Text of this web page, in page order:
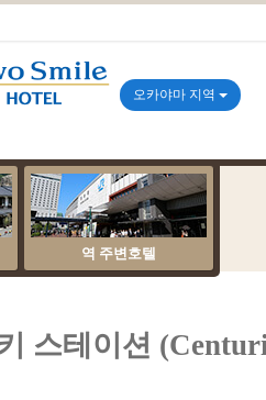
오카야마 지역
역 주변호텔
스테이션